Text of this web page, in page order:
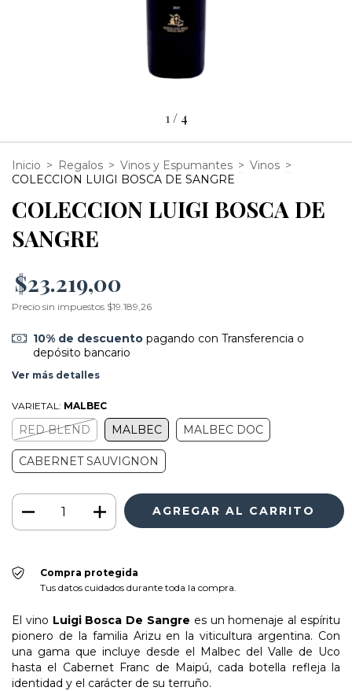
1 / 4
Inicio > Regalos > Vinos y Espumantes > Vinos >
COLECCION LUIGI BOSCA DE SANGRE
COLECCION LUIGI BOSCA DE
SANGRE
$23.219,00
Precio sin impuestos $19.189,26
10% de descuentopagando con Transferencia o
depósito bancario
Ver más detalles
VARIETAL: MALBEC
RED BLEND MALBEC MALBEC DOC
CABERNET SAUVIGNON
Compra protegida
Tus datos cuidados durante toda la compra.
El vino Luigi Bosca De Sangre es un homenaje al espíritu
pionero de la familia Arizu en la viticultura argentina. Con
una gama que incluye desde el Malbec del Valle de Uco
hasta el Cabernet Franc de Maipú, cada botella refleja la
identidad y el carácter de su terruño.